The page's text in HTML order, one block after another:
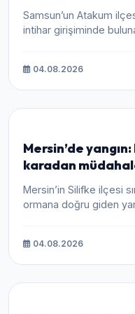
Samsun’un Atakum
intihar girişiminde
04.08.2026
Mersin’de
karadan
Mersin’in Silifke ilçesi
ormana doğru giden
04.08.2026